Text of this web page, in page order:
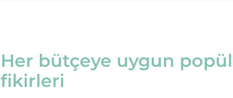
Her bütçeye uygun
fikirleri